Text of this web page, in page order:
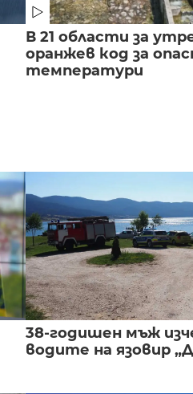
В 21 области за
оранжев код за
температури
38-годишен мъж
водите на язовир